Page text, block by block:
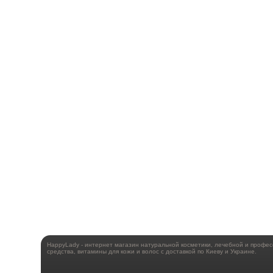
HappyLady - интернет магазин натуральной косметики, лечебной и
средства, витамины для кожи и волос с доставкой по Киеву и Украине.